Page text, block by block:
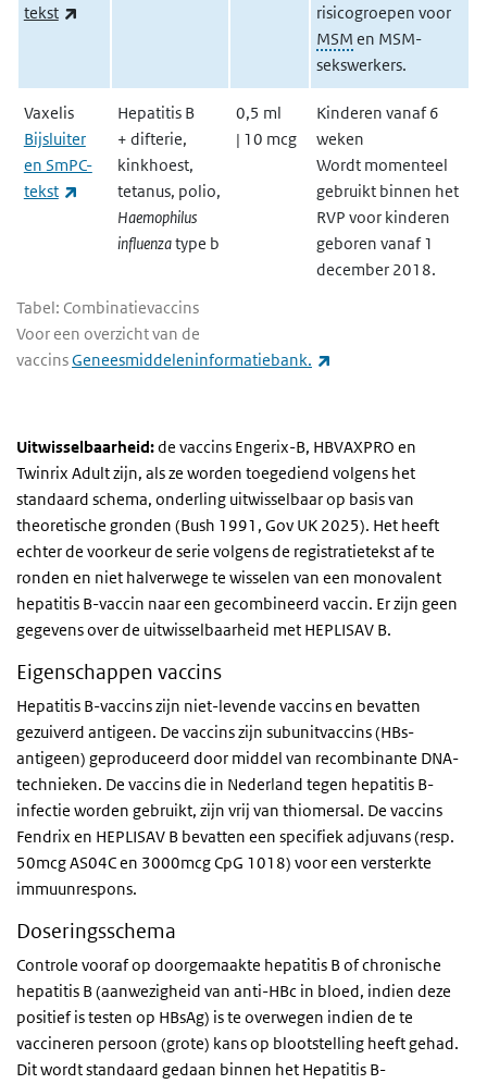
Tabel: Combinatievaccins
Voor een overzicht van de
vaccinsGeneesmiddeleninformatiebank.
tekst
risicogroepen voor
MSM en MSM-
sekswerkers.
Vaxelis
Bijsluiter
en SmPC-
tekst
(externe link)
Hepatitis B
+ difterie,
kinkhoest,
tetanus, polio,
Haemophilus
influenzatype b
0,5 ml
| 10 mcg
Kinderen vanaf 6
weken
Wordt momenteel
gebruikt binnen het
RVP voor kinderen
geboren vanaf 1
december 2018.
Uitwisselbaarheid:de vaccins Engerix-B, HBVAXPRO en
Twinrix Adult zijn, als ze worden toegediend volgens het
standaard schema, onderling uitwisselbaar op basis van
theoretische gronden (Bush 1991, Gov UK 2025). Het heeft
echter de voorkeur de serie volgens de registratietekst af te
ronden en niet halverwege te wisselen van een monovalent
hepatitis B-vaccin naar een gecombineerd vaccin. Er zijn geen
gegevens over de uitwisselbaarheid met HEPLISAV B.
Eigenschappen vaccins
Hepatitis B-vaccins zijn niet-levende vaccins en bevatten
gezuiverd antigeen. De vaccins zijn subunitvaccins (HBs-
antigeen) geproduceerd door middel van recombinante DNA-
technieken. De vaccins die in Nederland tegen hepatitis B-
infectie worden gebruikt, zijn vrij van thiomersal. De vaccins
Fendrix en HEPLISAV B bevatten een specifiek adjuvans (resp.
50mcg AS04C en 3000mcg CpG 1018) voor een versterkte
immuunrespons.
Doseringsschema
Controle vooraf op doorgemaakte hepatitis B of chronische
hepatitis B (aanwezigheid van anti-HBc in bloed, indien deze
positief is testen op HBsAg) is te overwegen indien de te
vaccineren persoon (grote) kans op blootstelling heeft gehad.
Dit wordt standaard gedaan binnen het Hepatitis B-